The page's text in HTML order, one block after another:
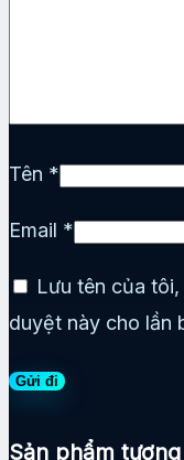
Tên *
Email *
Lưu tên của
duyệt này cho lần
Sản phẩm